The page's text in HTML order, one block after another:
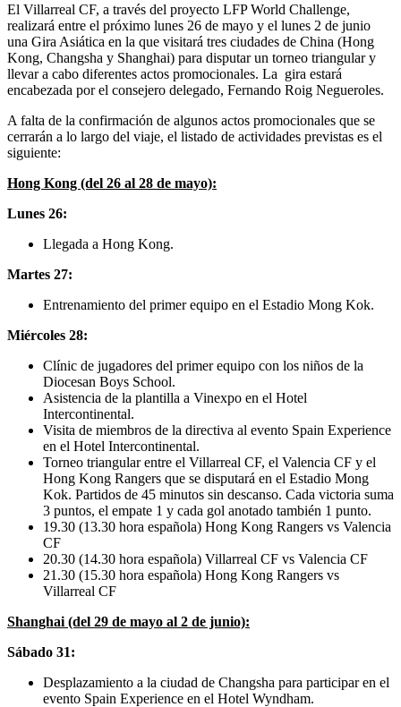
El Villarreal CF, a través del proyecto LFP World Challenge,
realizará entre el próximo lunes 26 de mayo y el lunes 2 de junio
una Gira Asiática en la que visitará tres ciudades de China (Hong
Kong, Changsha y Shanghai) para disputar un torneo triangular y
llevar a cabo diferentes actos promocionales. La gira estará
encabezada por el consejero delegado, Fernando Roig Negueroles.
A falta de la confirmación de algunos actos promocionales que se
cerrarán a lo largo del viaje, el listado de actividades previstas es el
siguiente:
Hong Kong (del 26 al 28 de mayo):
Lunes 26:
Llegada a Hong Kong.
Martes 27:
Entrenamiento del primer equipo en el Estadio Mong Kok.
Miércoles 28:
Clínic de jugadores del primer equipo con los niños de la
Diocesan Boys School.
Asistencia de la plantilla a Vinexpo en el Hotel
Intercontinental.
Visita de miembros de la directiva al evento Spain Experience
en el Hotel Intercontinental.
Torneo triangular entre el Villarreal CF, el Valencia CF y el
Hong Kong Rangers que se disputará en el Estadio Mong
Kok. Partidos de 45 minutos sin descanso. Cada victoria suma
3 puntos, el empate 1 y cada gol anotado también 1 punto.
19.30 (13.30 hora española) Hong Kong Rangers vs Valencia
CF
20.30 (14.30 hora española) Villarreal CF vs Valencia CF
21.30 (15.30 hora española) Hong Kong Rangers vs
Villarreal CF
Shanghai (del 29 de mayo al 2 de junio):
Sábado 31:
Desplazamiento a la ciudad de Changsha para participar en el
evento Spain Experience en el Hotel Wyndham.